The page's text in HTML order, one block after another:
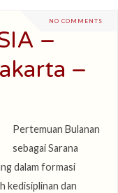
NO COMMENTS
–
–
Pertemuan Bulanan
sebagai Sarana
dalam formasi
kedisiplinan dan